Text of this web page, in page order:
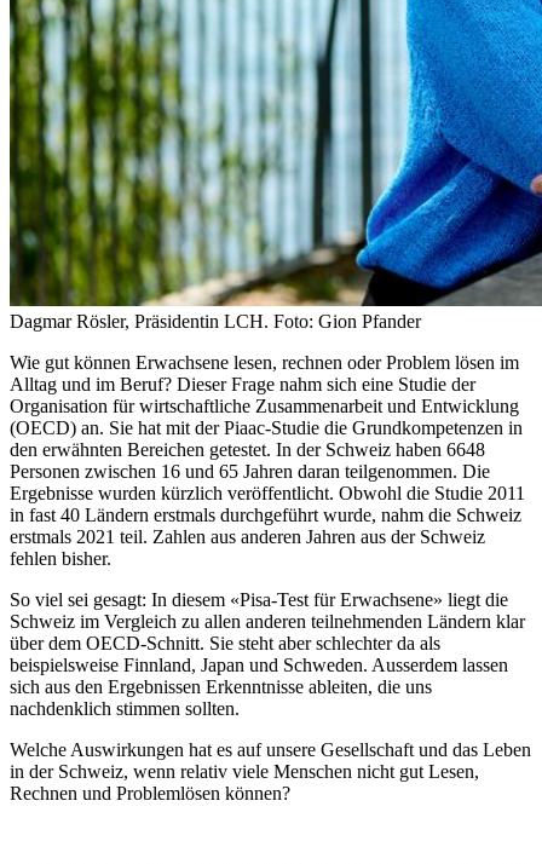
Dagmar Rösler, Präsidentin LCH. Foto: Gion Pfander
Wie gut können Erwachsene lesen, rechnen oder Problem lösen im
Alltag und im Beruf? Dieser Frage nahm sich eine Studie der
Organisation für wirtschaftliche Zusammenarbeit und Entwicklung
(OECD) an. Sie hat mit der Piaac-Studie die Grundkompetenzen in
den erwähnten Bereichen getestet. In der Schweiz haben 6648
Personen zwischen 16 und 65 Jahren daran teilgenommen. Die
Ergebnisse wurden kürzlich veröffentlicht. Obwohl die Studie 2011
in fast 40 Ländern erstmals durchgeführt wurde, nahm die Schweiz
erstmals 2021 teil. Zahlen aus anderen Jahren aus der Schweiz
fehlen bisher.
So viel sei gesagt: In diesem «Pisa-Test für Erwachsene» liegt die
Schweiz im Vergleich zu allen anderen teilnehmenden Ländern klar
über dem OECD-Schnitt. Sie steht aber schlechter da als
beispielsweise Finnland, Japan und Schweden. Ausserdem lassen
sich aus den Ergebnissen Erkenntnisse ableiten, die uns
nachdenklich stimmen sollten.
Welche Auswirkungen hat es auf unsere Gesellschaft und das Leben
in der Schweiz, wenn relativ viele Menschen nicht gut Lesen,
Rechnen und Problemlösen können?